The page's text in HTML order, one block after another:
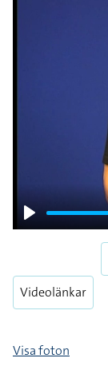
Play
Videolänkar
Visa foton